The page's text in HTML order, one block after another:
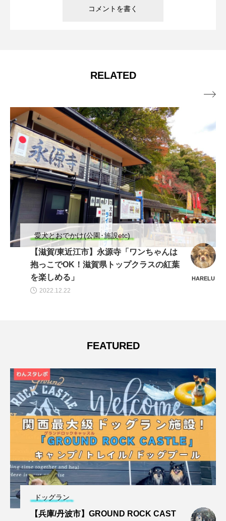
RELATED
愛犬とおでかけ(公園･施設etc)
【滋賀/東近江市】永源寺「ワンちゃんは
抱っこでOK！滋賀県トップクラスの紅葉
を楽しめる」
HARELU
2022.12.22

FEATURED
ドッグラン
【兵庫/丹波市】GROUND ROCK CAST